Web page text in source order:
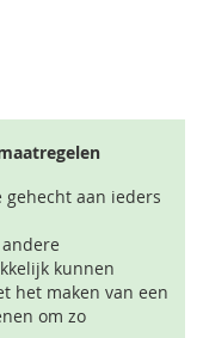
gehecht aan ieders
kunnen
het maken van een
om zo